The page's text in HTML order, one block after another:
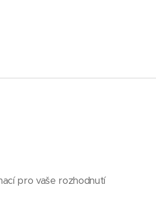
pro vaše rozhodnutí